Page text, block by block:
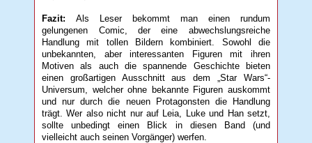
Fazit:Als Leser bekommt man einen rundum
gelungenen Comic, der eine abwechslungsreiche
Handlung mit tollen Bildern kombiniert. Sowohl die
unbekannten, aber interessanten Figuren mit ihren
Motiven als auch die spannende Geschichte bieten
einen großartigen Ausschnitt aus dem „Star Wars“-
Universum, welcher ohne bekannte Figuren auskommt
und nur durch die neuen Protagonsten die Handlung
trägt. Wer also nicht nur auf Leia, Luke und Han setzt,
sollte unbedingt einen Blick in diesen Band (und
vielleicht auch seinen Vorgänger) werfen.